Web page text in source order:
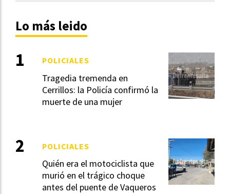
Lo más leido
Tragedia tremenda en
Cerrillos: la Policía confirmó la
muerte de una mujer
POLICIALES
Quién era el motociclista que
murió en el trágico choque
antes del puente de Vaqueros
POLICIALES